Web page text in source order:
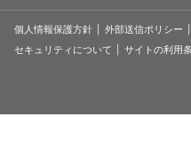
個人情報保護方針 外部送信ポリシー
セキュリティについて
サイトの利用